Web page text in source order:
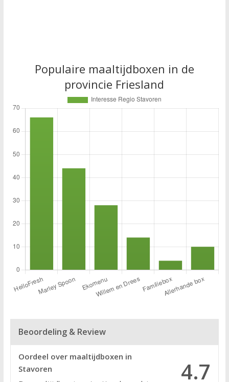
Populaire maaltijdboxen in de
provincie Friesland
Beoordeling & Review
4.7
Oordeel over maaltijdboxen in
Stavoren